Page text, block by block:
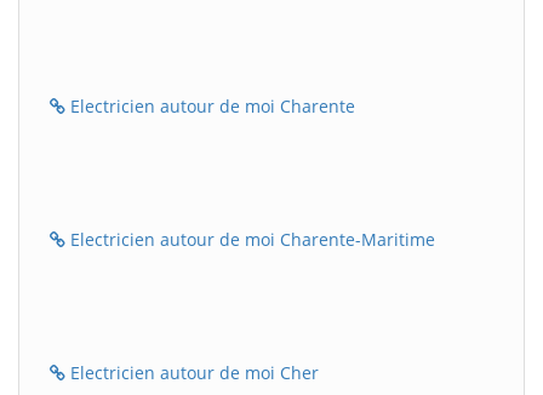
Electricien autour de moi Charente
Electricien autour de moi Charente-Maritime
Electricien autour de moi Cher